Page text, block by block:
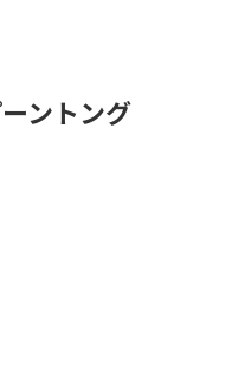
ントング